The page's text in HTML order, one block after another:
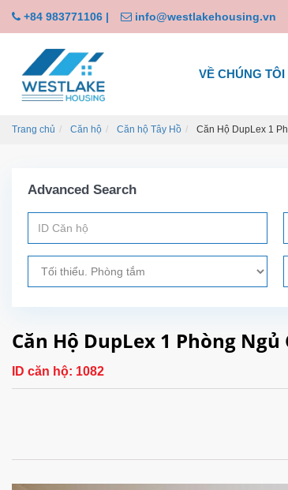
+84 983771106 | info@westlakehousing.vn
VỀ CHÚNG TÔI
Trang chủ Căn hộ Căn hộ Tây Hồ Căn Hộ DupLex 1
Advanced Search
Căn Hộ DupLex 1 Phòng
ID căn hộ: 1082